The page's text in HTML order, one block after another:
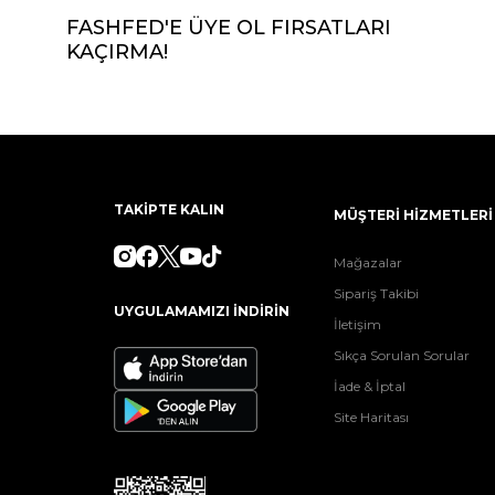
FASHFED'E ÜYE OL FIRSATLARI
KAÇIRMA!
TAKİPTE KALIN
UYGULAMAMIZI İNDİRİN
MÜŞTERİ HİZMETLERİ
Mağazalar
Sipariş Takibi
İletişim
Sıkça Sorulan Sorular
İade & İptal
Site Haritası